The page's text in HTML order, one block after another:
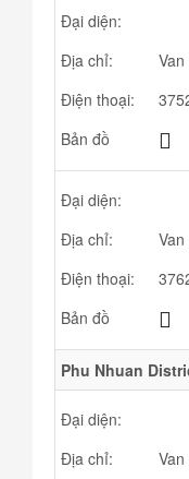
Đại diện:
Địa chỉ:
Điện thoại:
Bản đồ
Đại diện:
Địa chỉ:
Điện thoại:
Bản đồ
Phu Nhuan
Đại diện:
Địa chỉ: